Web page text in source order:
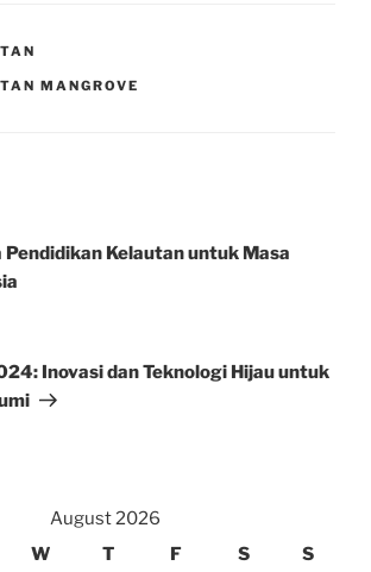
MANGROVE
Kelautan untuk Masa
Inovasi dan Teknologi Hijau untuk
August 2026
W T F S S